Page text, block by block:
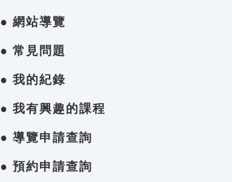
● 網站導覽
● 常見問題
● 我的紀錄
● 我有興趣的課程
● 導覽申請查詢
● 預約申請查詢